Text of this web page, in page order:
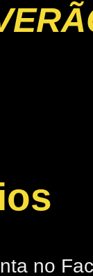
no